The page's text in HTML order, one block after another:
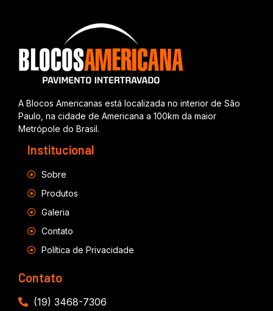
A Blocos Americanas está localizada no interior de São
Paulo, na cidade de Americana a 100km da maior
Metrópole do Brasil.
Institucional
Sobre
Produtos
Galeria
Contato
Política de Privacidade
Contato
(19) 3468-7306